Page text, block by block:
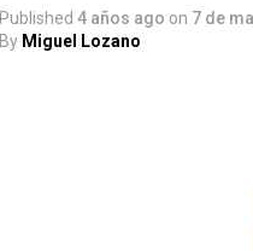
Published 4 años ago on 7 de
By Miguel Lozano